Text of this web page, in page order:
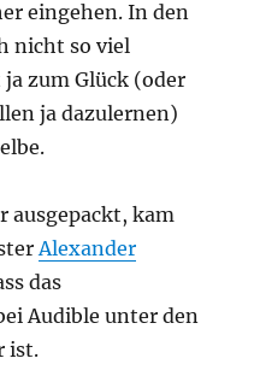
eingehen. In den
nicht so viel
zum Glück (oder
ja dazulernen)
ausgepackt, kam
Alexander
das
Audible unter den
ist.